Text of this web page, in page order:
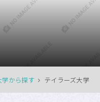
学から探す テイラーズ大学
English